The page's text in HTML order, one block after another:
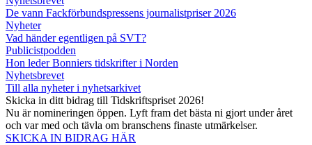
De vann Fackförbundspressens journalistpriser 2026
Nyheter
Vad händer egentligen på SVT?
Publicistpodden
Hon leder Bonniers tidskrifter i Norden
Nyhetsbrevet
Till alla nyheter i nyhetsarkivet
Skicka in ditt bidrag till Tidskriftspriset 2026!
Nu är nomineringen öppen. Lyft fram det bästa ni gjort under året
och var med och tävla om branschens finaste utmärkelser.
SKICKA IN BIDRAG HÄR